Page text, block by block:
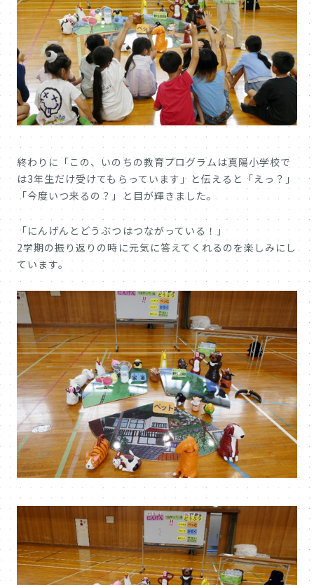
終わりに「この、いのちの教育プログラムは真陽小学校で
は3年生だけ受けてもらっています」と伝えると「えっ？」
「今度いつ来るの？」と目が輝きました。
「にんげんとどうぶつはつながっている！」
2学期の振り返りの時に元気に答えてくれるのを楽しみにし
ています。